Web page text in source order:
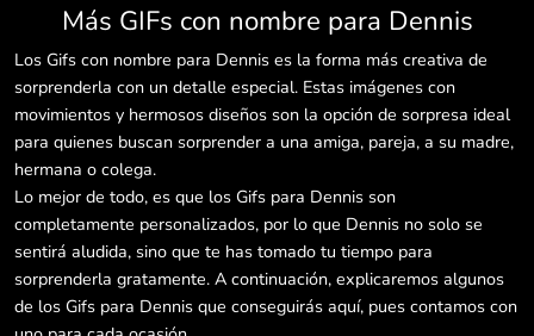
Más GIFs con nombre para Dennis
Los Gifs con nombre para Dennis es la forma más creativa de
sorprenderla con un detalle especial. Estas imágenes con
movimientos y hermosos diseños son la opción de sorpresa ideal
para quienes buscan sorprender a una amiga, pareja, a su madre,
hermana o colega.
Lo mejor de todo, es que los Gifs para Dennis son
completamente personalizados, por lo que Dennis no solo se
sentirá aludida, sino que te has tomado tu tiempo para
sorprenderla gratamente. A continuación, explicaremos algunos
de los Gifs para Dennis que conseguirás aquí, pues contamos con